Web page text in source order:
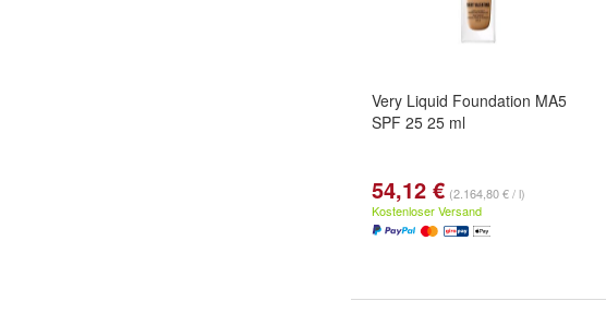
Very Liquid Foundation MA5
SPF 25 25 ml
54,12 € (2.164,80 € / l)
Kostenloser Versand